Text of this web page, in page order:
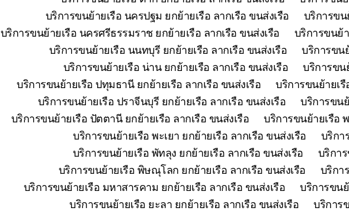
บริการขนย้ายเรือ นครปฐม ยกย้ายเรือ ลากเรือ ขนส่งเรือ
บริการขน
บริการขนย้ายเรือ นครศรีธรรมราช ยกย้ายเรือ ลากเรือ ขนส่งเรือ
บริการขนย้
บริการขนย้ายเรือ นนทบุรี ยกย้ายเรือ ลากเรือ ขนส่งเรือ
บริการขน
บริการขนย้ายเรือ น่าน ยกย้ายเรือ ลากเรือ ขนส่งเรือ
บริการขน
บริการขนย้ายเรือ ปทุมธานี ยกย้ายเรือ ลากเรือ ขนส่งเรือ
บริการขนย้ายเ
บริการขนย้ายเรือ ปราจีนบุรี ยกย้ายเรือ ลากเรือ ขนส่งเรือ
บริการขน
บริการขนย้ายเรือ ปัตตานี ยกย้ายเรือ ลากเรือ ขนส่งเรือ
บริการขนย้ายเรือ
บริการขนย้ายเรือ พะเยา ยกย้ายเรือ ลากเรือ ขนส่งเรือ
บริกา
บริการขนย้ายเรือ พัทลุง ยกย้ายเรือ ลากเรือ ขนส่งเรือ
บริกา
บริการขนย้ายเรือ พิษณุโลก ยกย้ายเรือ ลากเรือ ขนส่งเรือ
บริกา
บริการขนย้ายเรือ มหาสารคาม ยกย้ายเรือ ลากเรือ ขนส่งเรือ
บริการขน
บริการขนย้ายเรือ ยะลา ยกย้ายเรือ ลากเรือ ขนส่งเรือ
บริการ